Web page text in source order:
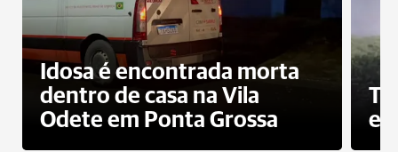
Idosa é encontrada morta
dentro de casa na Vila
Odete em Ponta Grossa
e